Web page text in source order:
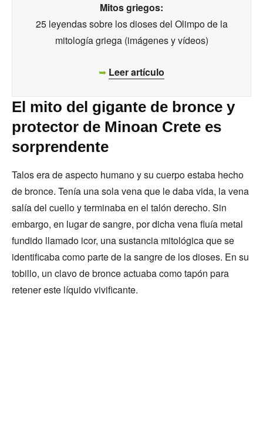
Mitos griegos:
25 leyendas sobre los dioses del Olimpo de la
mitología griega (imágenes y vídeos)
➥ Leer artículo
El mito del gigante de bronce y
protector de Minoan Crete es
sorprendente
Talos era de aspecto humano y su cuerpo estaba hecho
de bronce. Tenía una sola vena que le daba vida, la vena
salía del cuello y terminaba en el talón derecho. Sin
embargo, en lugar de sangre, por dicha vena fluía metal
fundido llamado icor, una sustancia mitológica que se
identificaba como parte de la sangre de los dioses. En su
tobillo, un clavo de bronce actuaba como tapón para
retener este líquido vivificante.